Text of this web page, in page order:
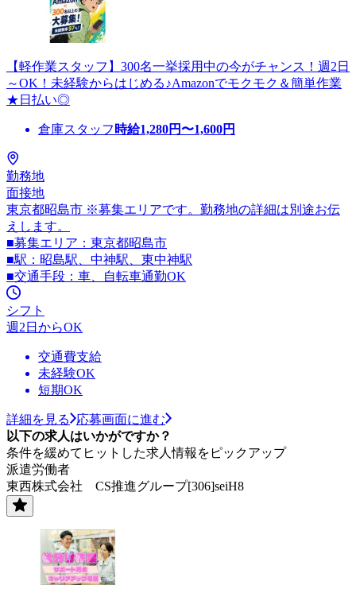
【軽作業スタッフ】300名一挙採用中の今がチャンス！週2日
～OK！未経験からはじめる♪Amazonでモクモク＆簡単作業
★日払い◎
倉庫スタッフ 時給1,280円〜1,600円
勤務地
面接地
東京都昭島市 ※募集エリアです。勤務地の詳細は別途お伝
えします。
■募集エリア：東京都昭島市
■駅：昭島駅、中神駅、東中神駅
■交通手段：車、自転車通勤OK
シフト
週2日からOK
交通費支給
未経験OK
短期OK
詳細を見る
応募画面に進む
以下の求人はいかがですか？
条件を緩めてヒットした求人情報をピックアップ
派遣労働者
東西株式会社 CS推進グループ[306]seiH8